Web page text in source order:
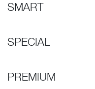
SMART
SPECIAL
PREMIUM